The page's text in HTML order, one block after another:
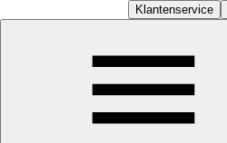
Klantenservice